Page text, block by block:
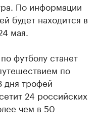
По информации
будет находится в
мая.
футболу станет
по
дня трофей
24 российских
чем в 50